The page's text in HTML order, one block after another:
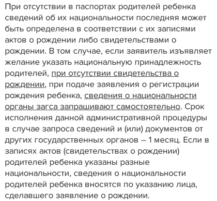
При отсутствии в паспортах родителей ребенка
сведений об их национальности последняя может
быть определена в соответствии с их записями
актов о рождении либо свидетельствами о
рождении. В том случае, если заявитель изъявляет
желание указать национальную принадлежность
родителей, при отсутствии свидетельства о
рождении, при подаче заявления о регистрации
рождения ребенка, сведения о национальности
органы загса запрашивают самостоятельно. Срок
исполнения данной административной процедуры
в случае запроса сведений и (или) документов от
других государственных органов – 1 месяц. Если в
записях актов (свидетельствах о рождении)
родителей ребенка указаны разные
национальности, сведения о национальности
родителей ребенка вносятся по указанию лица,
сделавшего заявление о рождении.